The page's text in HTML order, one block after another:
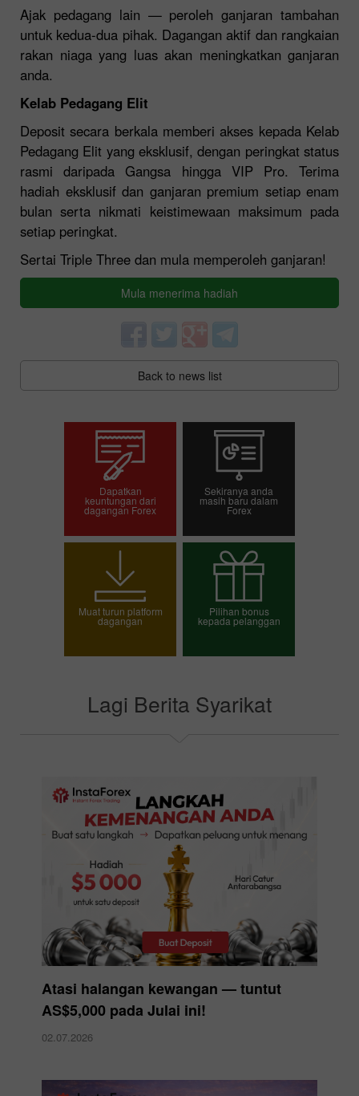
Ajak pedagang lain — peroleh ganjaran tambahan
untuk kedua-dua pihak. Dagangan aktif dan rangkaian
rakan niaga yang luas akan meningkatkan ganjaran
anda.
Kelab Pedagang Elit
Deposit secara berkala memberi akses kepada Kelab
Pedagang Elit yang eksklusif, dengan peringkat status
rasmi daripada Gangsa hingga VIP Pro. Terima
hadiah eksklusif dan ganjaran premium setiap enam
bulan serta nikmati keistimewaan maksimum pada
setiap peringkat.
Sertai Triple Three dan mula memperoleh ganjaran!
Mula menerima hadiah
Back to news list
Dapatkan
keuntungan dari
dagangan Forex
dagangan
Sekiranya anda
masih baru dalam
Forex
Pembukaan akaun
demo
Muat turun platform
dagangan
Pilihan bonus
kepada pelanggan
Lagi Berita Syarikat
Atasi halangan kewangan — tuntut
AS$5,000 pada Julai ini!
02.07.2026